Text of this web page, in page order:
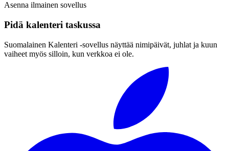
Asenna ilmainen sovellus
Pidä kalenteri taskussa
Suomalainen Kalenteri ‑sovellus näyttää nimipäivät, juhlat ja kuun
vaiheet myös silloin, kun verkkoa ei ole.